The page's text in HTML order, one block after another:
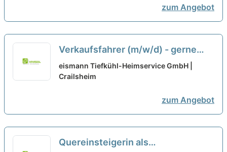
zum Angebot
Verkaufsfahrer (m/w/d) - gerne
auch Quereinsteiger neu
eismann Tiefkühl-Heimservice GmbH |
Crailsheim
zum Angebot
Quereinsteigerin als